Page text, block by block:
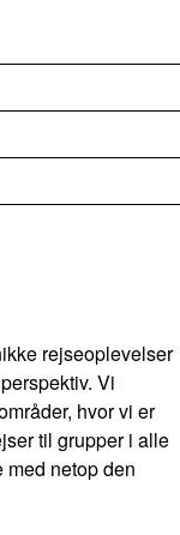
rejseoplevelser
Vi
hvor vi er
til grupper i alle
med netop den